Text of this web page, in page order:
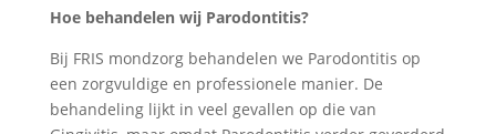
Hoe behandelen wij Parodontitis?
Bij FRIS mondzorg behandelen we Parodontitis op
een zorgvuldige en professionele manier. De
behandeling lijkt in veel gevallen op die van